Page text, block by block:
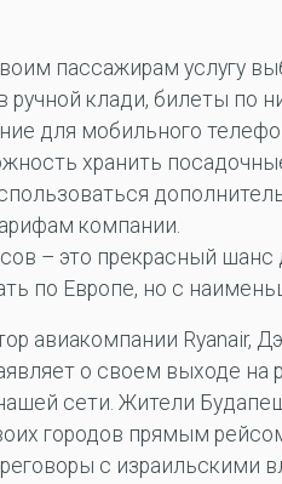
пассажирам услугу
ручной клади, билеты по
для мобильного
хранить
компании.
– это прекрасный
по Европе, но с
авиакомпании Ryanair,
о своем выходе
сети. Жители
городов прямым
с израильскими